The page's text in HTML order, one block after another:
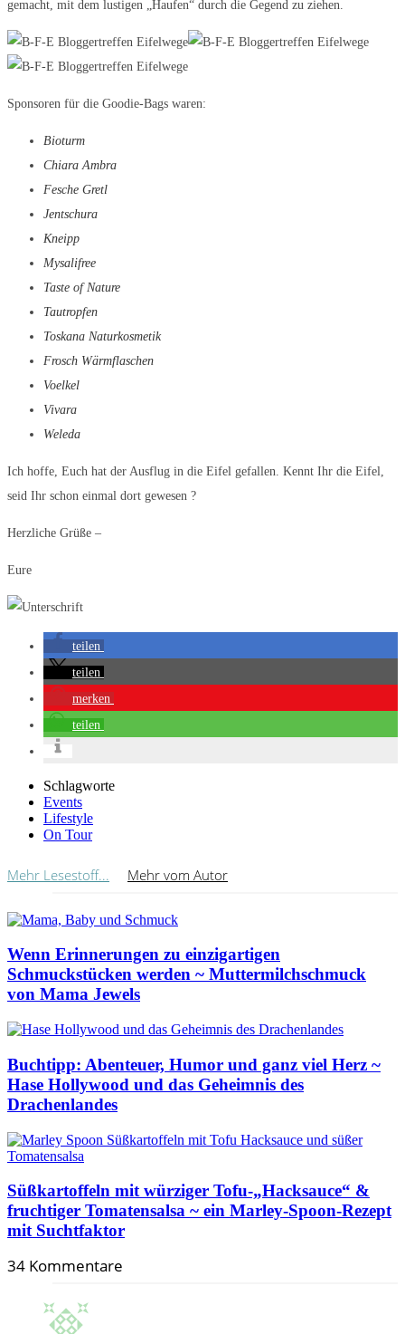
gemacht, mit dem lustigen „Haufen“ durch die Gegend zu ziehen.
Sponsoren für die Goodie-Bags waren:
Bioturm
Chiara Ambra
Fesche Gretl
Jentschura
Kneipp
Mysalifree
Taste of Nature
Tautropfen
Toskana Naturkosmetik
Frosch Wärmflaschen
Voelkel
Vivara
Weleda
Ich hoffe, Euch hat der Ausflug in die Eifel gefallen. Kennt Ihr die Eifel,
seid Ihr schon einmal dort gewesen ?
Herzliche Grüße –
Eure
teilen
teilen
merken
teilen
Schlagworte
Events
Lifestyle
On Tour
Mehr Lesestoff... Mehr vom Autor
Wenn Erinnerungen zu einzigartigen
Schmuckstücken werden ~ Muttermilchschmuck
von Mama Jewels
Buchtipp: Abenteuer, Humor und ganz viel Herz ~
Hase Hollywood und das Geheimnis des
Drachenlandes
Süßkartoffeln mit würziger Tofu-„Hacksauce“ &
fruchtiger Tomatensalsa ~ ein Marley-Spoon-Rezept
mit Suchtfaktor
34 Kommentare